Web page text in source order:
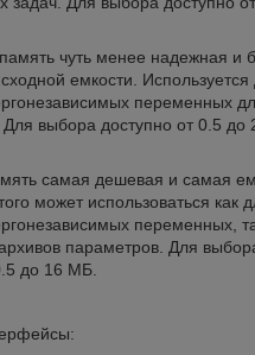
чуть менее надежная и
емкости. Используется
переменных
Для выбора доступно от 0.5 до
самая дешевая и самая
может использоваться как
переменных,
параметров. Для
до 16 МБ.